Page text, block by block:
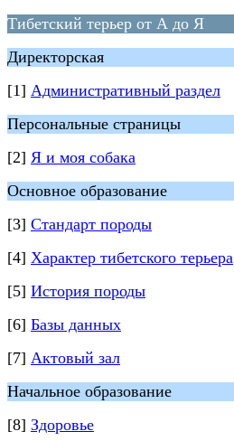
Тибетский терьер от А до Я
Директорская
[1] Административный раздел
Персональные страницы
[2] Я и моя собака
Основное образование
[3] Стандарт породы
[4] Характер тибетского терьера
[5] История породы
[6] Базы данных
[7] Актовый зал
Начальное образование
[8] Здоровье